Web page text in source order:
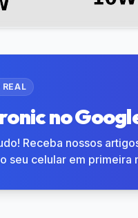
no
Receba nossos
seu celular em primeira